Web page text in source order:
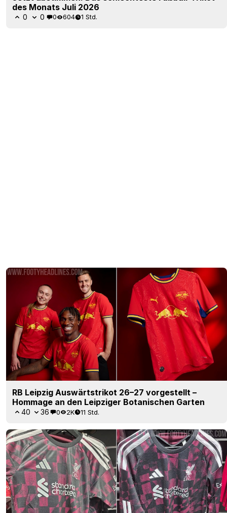
des Monats Juli 2026
0 0 0 604 1 Std.
RB Leipzig Auswärtstrikot 26–27 vorgestellt –
Hommage an den Leipziger Botanischen Garten
40 36 0 2K 11 Std.